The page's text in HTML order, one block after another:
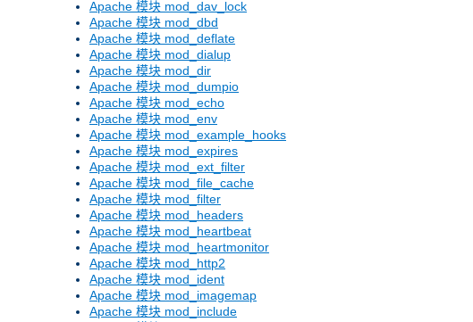
Apache 模块 mod_dav_lock
Apache 模块 mod_dbd
Apache 模块 mod_deflate
Apache 模块 mod_dialup
Apache 模块 mod_dir
Apache 模块 mod_dumpio
Apache 模块 mod_echo
Apache 模块 mod_env
Apache 模块 mod_example_hooks
Apache 模块 mod_expires
Apache 模块 mod_ext_filter
Apache 模块 mod_file_cache
Apache 模块 mod_filter
Apache 模块 mod_headers
Apache 模块 mod_heartbeat
Apache 模块 mod_heartmonitor
Apache 模块 mod_http2
Apache 模块 mod_ident
Apache 模块 mod_imagemap
Apache 模块 mod_include